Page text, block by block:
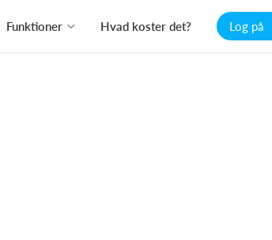
Funktioner Hvad koster det? Log på